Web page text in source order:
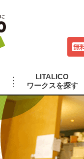
LITALICO
ワークスを探す